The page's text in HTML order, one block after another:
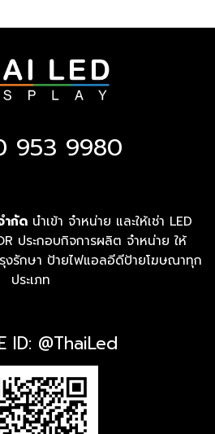
953 9980
ำกัด นำเข้า จำหน่าย และให้เช่า LED
ประกอบกิจการผลิต จำหน่าย ให้
งรักษา ป้ายไฟแอลอีดีป้ายโฆษณาทุก
ประเภท
ID: @ThaiLed